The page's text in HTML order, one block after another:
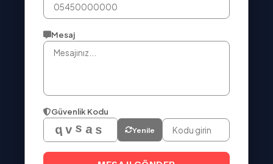
Mesaj
Güvenlik Kodu
Yenile